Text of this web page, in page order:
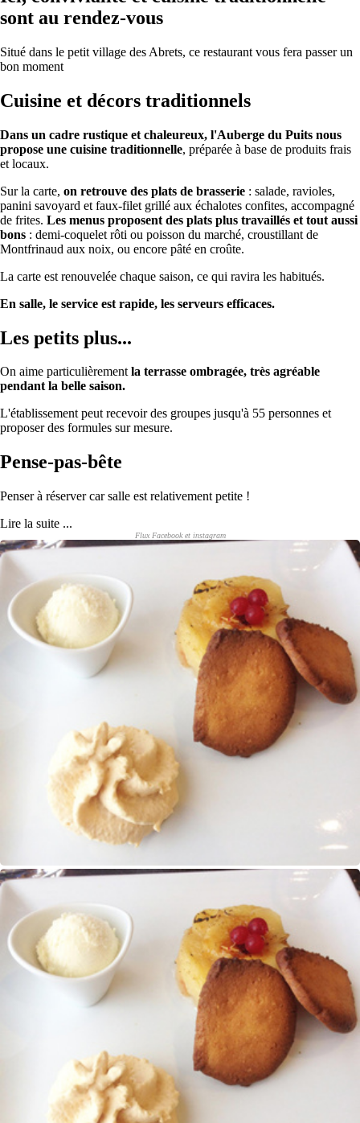
sont au rendez-vous
Situé dans le petit village des Abrets, ce restaurant vous fera passer un
bon moment
Cuisine et décors traditionnels
Dans un cadre rustique et chaleureux, l'Auberge du Puits nous
propose une cuisine traditionnelle, préparée à base de produits frais
et locaux.
Sur la carte, on retrouve des plats de brasserie : salade, ravioles,
panini savoyard et faux-filet grillé aux échalotes confites, accompagné
de frites. Les menus proposent des plats plus travaillés et tout aussi
bons : demi-coquelet rôti ou poisson du marché, croustillant de
Montfrinaud aux noix, ou encore pâté en croûte.
La carte est renouvelée chaque saison, ce qui ravira les habitués.
En salle, le service est rapide, les serveurs efficaces.
Les petits plus...
On aime particulièrementla terrasse ombragée, très agréable
pendant la belle saison.
L'établissement peut recevoir des groupes jusqu'à 55 personnes et
proposer des formules sur mesure.
Pense-pas-bête
Penser à réserver car salle est relativement petite !
Lire la suite ...
Flux Facebook et instagram